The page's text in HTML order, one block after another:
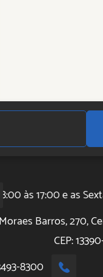
às 17:00 e as
Barros, 270,
CEP:
8300